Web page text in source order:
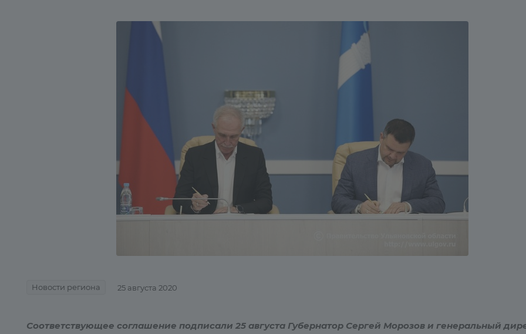
Новости региона 25 августа 2020
Соответствующее соглашение подписали 25 августа Губернатор Сергей Морозов и генеральный